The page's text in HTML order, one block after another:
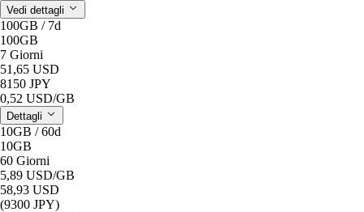
Vedi dettagli
100GB / 7d
100GB
7 Giorni
51,65 USD
8150 JPY
0,52 USD/GB
Dettagli
10GB / 60d
10GB
60 Giorni
5,89 USD/GB
58,93 USD
(9300 JPY)